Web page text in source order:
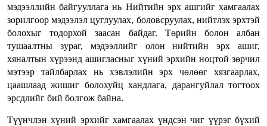
мэдээллийн байгууллага нь Нийтийн эрх ашгийг хамгаалах
зорилгоор мэдээлэл цуглуулах, боловсруулах, нийтлэх эрхтэй
болохыг тодорхой заасан байдаг. Төрийн болон албан
тушаалтны зураг, мэдээллийг олон нийтийн эрх ашиг,
хяналтын хүрээнд ашигласныг хүний эрхийн ноцтой зөрчил
мэтээр тайлбарлах нь хэвлэлийн эрх чөлөөг хязгаарлах,
цаашлаад жишиг болохуйц хандлага, дарангуйлал тогтоох
эрсдлийг бий болгож байна.
Түүнчлэн хүний эрхийг хамгаалах үндсэн чиг үүрэг бүхий